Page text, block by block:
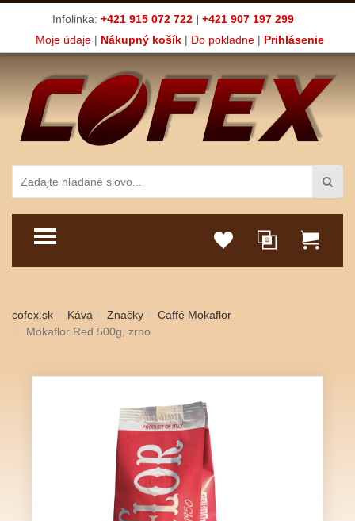
Infolinka: +421 915 072 722 | +421 907 197 299
Moje údaje| Nákupný košík| Do pokladne| Prihlásenie
TOGGLE MENU
cofex.sk Káva Značky
Caffé Mokaflor
Mokaflor Red 500g, zrno